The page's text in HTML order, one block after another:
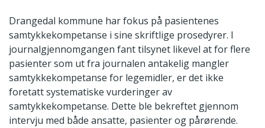
Drangedal kommune har fokus på pasientenes
samtykkekompetanse i sine skriftlige prosedyrer. I
journalgjennomgangen fant tilsynet likevel at for flere
pasienter som ut fra journalen antakelig mangler
samtykkekompetanse for legemidler, er det ikke
foretatt systematiske vurderinger av
samtykkekompetanse. Dette ble bekreftet gjennom
intervju med både ansatte, pasienter og pårørende.